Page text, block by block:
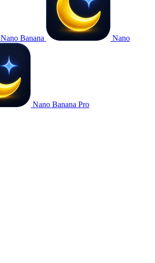
Nano Banana Nano
Nano Banana Pro